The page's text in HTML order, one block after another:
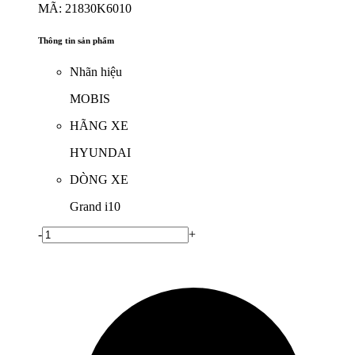
MÃ: 21830K6010
Thông tin sản phẩm
Nhãn hiệu
MOBIS
HÃNG XE
HYUNDAI
DÒNG XE
Grand i10
- +